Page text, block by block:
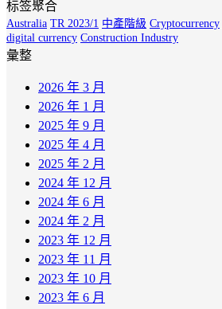
标签聚合
Australia TR 2023/1 中產階級 Cryptocurrency
digital currency Construction Industry
彙整
2026 年 3 月
2026 年 1 月
2025 年 9 月
2025 年 4 月
2025 年 2 月
2024 年 12 月
2024 年 6 月
2024 年 2 月
2023 年 12 月
2023 年 11 月
2023 年 10 月
2023 年 6 月